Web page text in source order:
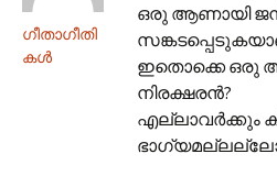
ഗീതാഗീതി
കള്‍
ഒരു ആണായി
ഇതൊക്കെ ഒരു
നിരക്ഷരന്‍?
എല്ലാവര്‍ക്കും